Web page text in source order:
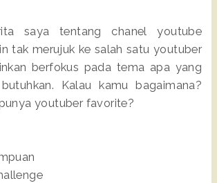
saya tentang chanel youtube
tak merujuk ke salah satu youtuber
berfokus pada tema apa yang
Kalau kamu bagaimana?
youtuber favorite?